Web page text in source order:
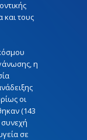
και τους
η
οι
(143
σε